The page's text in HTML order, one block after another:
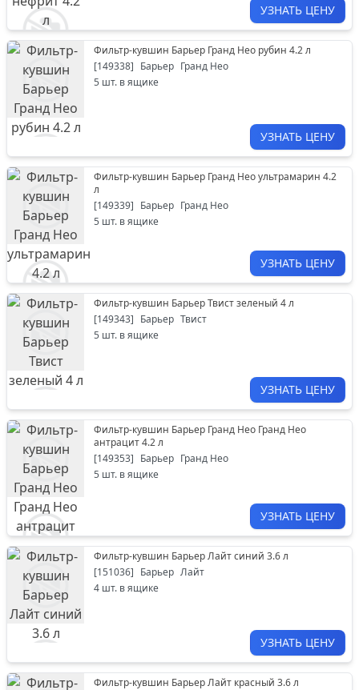
УЗНАТЬ ЦЕНУ
Фильтр-кувшин Барьер Гранд Нео рубин 4.2 л
[149338] Барьер Гранд Нео
5 шт. в ящике
УЗНАТЬ ЦЕНУ
Фильтр-кувшин Барьер Гранд Нео ультрамарин 4.2
л
[149339] Барьер Гранд Нео
5 шт. в ящике
УЗНАТЬ ЦЕНУ
Фильтр-кувшин Барьер Твист зеленый 4 л
[149343] Барьер Твист
5 шт. в ящике
УЗНАТЬ ЦЕНУ
Фильтр-кувшин Барьер Гранд Нео Гранд Нео
антрацит 4.2 л
[149353] Барьер Гранд Нео
5 шт. в ящике
УЗНАТЬ ЦЕНУ
Фильтр-кувшин Барьер Лайт синий 3.6 л
[151036] Барьер Лайт
4 шт. в ящике
УЗНАТЬ ЦЕНУ
Фильтр-кувшин Барьер Лайт красный 3.6 л